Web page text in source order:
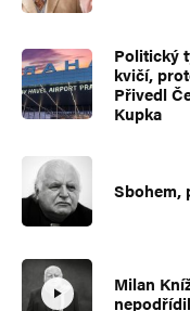
Politický
kvičí,
Přivedl
Kupka
Sbohem,
Milan